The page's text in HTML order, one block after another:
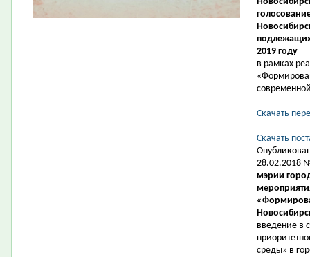
подлежащих
2019 году
в рамках
Скачать
Скачать
28.02.2018
мэрии
введение в
среды» в